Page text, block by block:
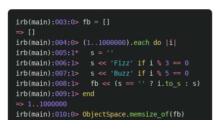
irb(main): 003: 0> fb =
[]
=>
[]
irb(main): 004: 0> (1 .. 1000000). each do i
irb(main): 005: 1* s =
''
irb(main): 006: 1> s << 'Fizz' if i % 3 == 0
irb(main): 007: 1> s << 'Buzz' if i % 5 == 0
irb(main): 008: 1> fb << (s == '' ? i . to_s : s)
irb(main): 009: 1> end
=> 1 .. 1000000
irb(main): 010: 0> ObjectSpace.memsize_of(fb)